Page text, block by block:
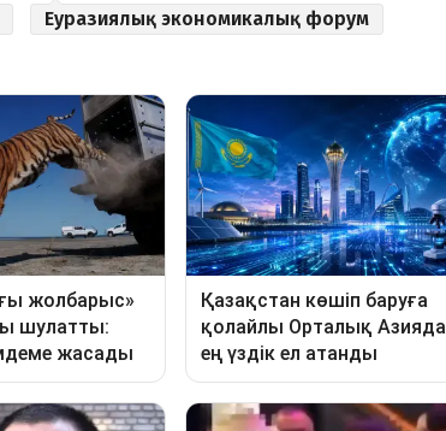
Еуразиялық экономикалық форум